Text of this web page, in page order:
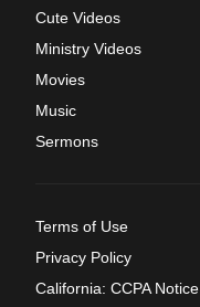
Cute Videos
Ministry Videos
Movies
Music
Sermons
Terms of Use
Privacy Policy
California: CCPA Notice